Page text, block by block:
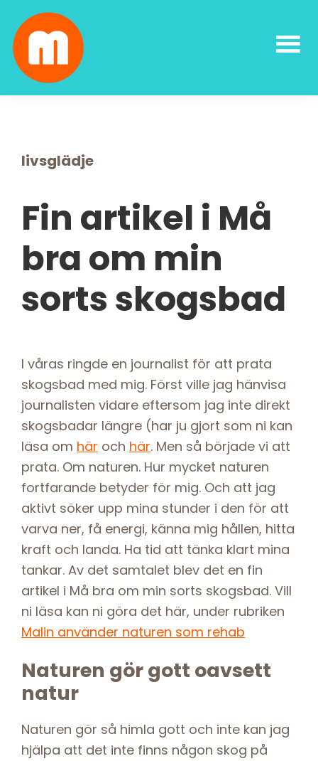
primary
navigation
main
content
primary
sidebar
footer
Malin
författarskap
livsglädje
Fin artikel i Må
bra om min
sorts skogsbad
I våras ringde en journalist för att prata
skogsbad med mig. Först ville jag hänvisa
journalisten vidare eftersom jag inte direkt
skogsbadar längre (har ju gjort som ni kan
läsa om här och här. Men så började vi att
prata. Om naturen. Hur mycket naturen
fortfarande betyder för mig. Och att jag
aktivt söker upp mina stunder i den för att
varva ner, få energi, känna mig hållen, hitta
kraft och landa. Ha tid att tänka klart mina
tankar. Av det samtalet blev det en fin
artikel i Må bra om min sorts skogsbad. Vill
ni läsa kan ni göra det här, under rubriken
Malin använder naturen som rehab
Naturen gör gott oavsett
natur
Naturen gör så himla gott och inte kan jag
hjälpa att det inte finns någon skog på